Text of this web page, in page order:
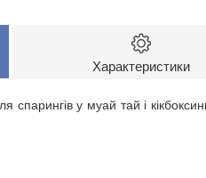
Характеристики
у муай тай і